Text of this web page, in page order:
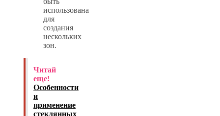
использована
для
создания
нескольких
зон.
Читай
еще!
Особенности
и
применение
стеклянных